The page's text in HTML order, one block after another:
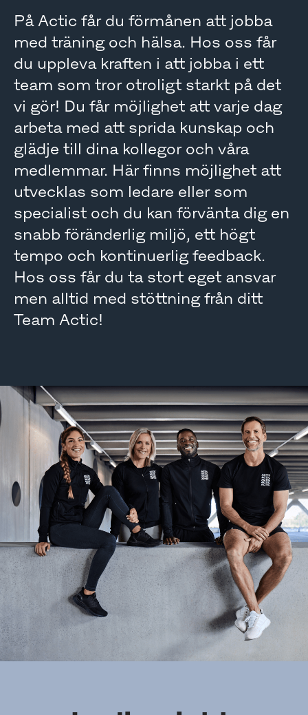
På Actic får du förmånen att jobba
med träning och hälsa. Hos oss får
du uppleva kraften i att jobba i ett
team som tror otroligt starkt på det
vi gör! Du får möjlighet att varje dag
arbeta med att sprida kunskap och
glädje till dina kollegor och våra
medlemmar. Här finns möjlighet att
utvecklas som ledare eller som
specialist och du kan förvänta dig en
snabb föränderlig miljö, ett högt
tempo och kontinuerlig feedback.
Hos oss får du ta stort eget ansvar
men alltid med stöttning från ditt
Team Actic!